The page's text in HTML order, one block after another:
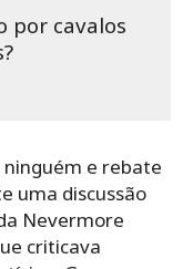
por cavalos
e rebate
uma discussão
Nevermore
criticava